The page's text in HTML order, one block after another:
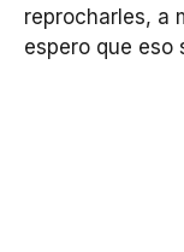
reprocharles, a
espero que eso